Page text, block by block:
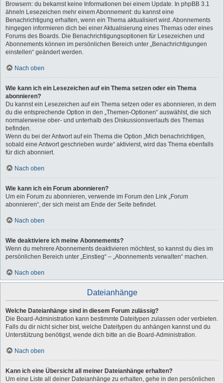
Browsern: du bekamst keine Informationen bei einem Update. In phpBB 3.1
ähneln Lesezeichen mehr einem Abonnement: du kannst eine
Benachrichtigung erhalten, wenn ein Thema aktualisiert wird. Abonnements
hingegen informieren dich bei einer Aktualisierung eines Themas oder eines
Forums des Boards. Die Benachrichtigungsoptionen für Lesezeichen und
Abonnements können im persönlichen Bereich unter „Benachrichtigungen
einstellen“ geändert werden.
Nach oben
Wie kann ich ein Lesezeichen auf ein Thema setzen oder ein Thema
abonnieren?
Du kannst ein Lesezeichen auf ein Thema setzen oder es abonnieren, in dem
du die entsprechende Option in den „Themen-Optionen“ auswählst, die sich
normalerweise ober- und unterhalb des Diskussionsverlaufs des Themas
befinden.
Wenn du bei der Antwort auf ein Thema die Option „Mich benachrichtigen,
sobald eine Antwort geschrieben wurde“ aktivierst, wird das Thema ebenfalls
für dich abonniert.
Nach oben
Wie kann ich ein Forum abonnieren?
Um ein Forum zu abonnieren, verwende im Forum den Link „Forum
abonnieren“, der sich meist am Ende der Seite befindet.
Nach oben
Wie deaktiviere ich meine Abonnements?
Wenn du mehrere Abonnements deaktivieren möchtest, so kannst du dies im
persönlichen Bereich unter „Einstieg“ – „Abonnements verwalten“ machen.
Nach oben
Dateianhänge
Welche Dateianhänge sind in diesem Forum zulässig?
Die Board-Administration kann bestimmte Dateitypen zulassen oder verbieten.
Falls du dir nicht sicher bist, welche Dateitypen du anhängen kannst und du
Unterstützung benötigst, wende dich bitte an die Board-Administration.
Nach oben
Kann ich eine Übersicht all meiner Dateianhänge erhalten?
Um eine Liste all deiner Dateianhänge zu erhalten, gehe in den persönlichen